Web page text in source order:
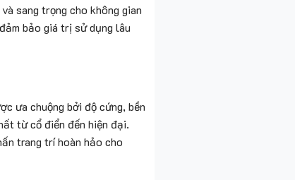
sang trọng cho không gian
bảo giá trị sử dụng lâu
ưa chuộng bởi độ cứng, bền
từ cổ điển đến hiện đại.
trang trí hoàn hảo cho